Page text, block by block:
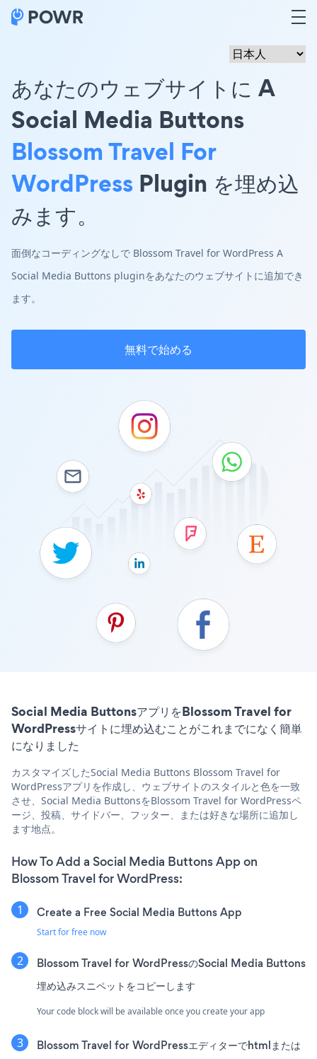
あなたのウェブサイトに A
Social Media Buttons
Blossom Travel For
WordPress Plugin を埋め込
みます。
面倒なコーディングなしで Blossom Travel for WordPress A
Social Media Buttons pluginをあなたのウェブサイトに追加でき
ます。
無料で始める
Social Media ButtonsアプリをBlossom Travel for
WordPressサイトに埋め込むことがこれまでになく簡単
になりました
カスタマイズしたSocial Media Buttons Blossom Travel for
WordPressアプリを作成し、ウェブサイトのスタイルと色を一致
させ、Social Media ButtonsをBlossom Travel for WordPressペ
ージ、投稿、サイドバー、フッター、または好きな場所に追加し
ます地点。
How To Add a Social Media Buttons App on
Blossom Travel for WordPress:
Create a Free Social Media Buttons App
Start for free now
Blossom Travel for WordPressのSocial Media Buttons
埋め込みスニペットをコピーします
Your code block will be available once you create your app
Blossom Travel for WordPressエディターでhtmlまたは